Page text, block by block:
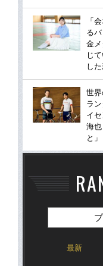
「
る
金
じ
し
世
ラ
イ
海
と
最新